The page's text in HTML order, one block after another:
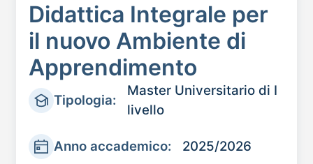
Didattica Integrale per
il nuovo Ambiente di
Apprendimento
Tipologia:
Master Universitario di I
livello
Anno accademico: 2025/2026